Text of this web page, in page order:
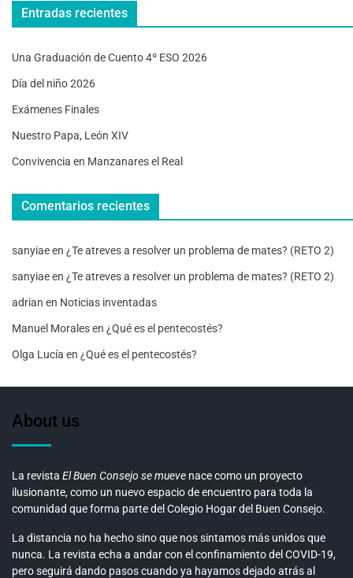
Entradas recientes
Una Graduación de Cuento 4º ESO 2026
Día del niño 2026
Exámenes Finales
Nuestro Papa, León XIV
Convivencia en Manzanares el Real
Comentarios recientes
sanyiaeen ¿Te atreves a resolver un problema de mates? (RETO 2)
sanyiaeen ¿Te atreves a resolver un problema de mates? (RETO 2)
adrian en Noticias inventadas
Manuel Moralesen ¿Qué es el pentecostés?
Olga Lucía en ¿Qué es el pentecostés?
About us
La revista El Buen Consejo se mueve nace como un proyecto
ilusionante, como un nuevo espacio de encuentro para toda la
comunidad que forma parte del Colegio Hogar del Buen Consejo.
La distancia no ha hecho sino que nos sintamos más unidos que
nunca. La revista echa a andar con el confinamiento del COVID-19,
pero seguirá dando pasos cuando ya hayamos dejado atrás al